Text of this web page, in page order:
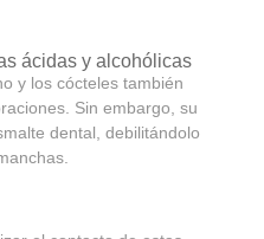
ácidas y alcohólicas
y los cócteles también
Sin embargo, su
dental, debilitándolo